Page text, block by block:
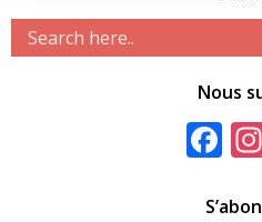
Nous